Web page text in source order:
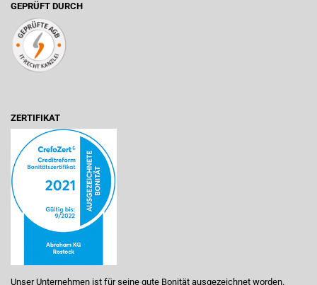
GEPRÜFT DURCH
ZERTIFIKAT
Unser Unternehmen ist für seine gute Bonität ausgezeichnet worden.